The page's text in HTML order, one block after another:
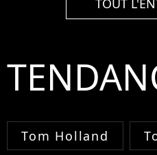
TOUT
Tom Holland